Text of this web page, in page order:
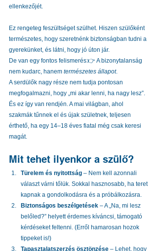
ellenkezőjét.
Ez rengeteg feszültséget szülhet. Hiszen szülőként
természetes, hogy szeretnénk biztonságban tudni a
gyerekünket, és látni, hogy jó úton jár.
De van egy fontos felismerés:👉 A bizonytalanság
nem kudarc, hanem természetes állapot.
A serdülők nagy része nem tudja pontosan
megfogalmazni, hogy „mi akar lenni, ha nagy lesz”.
És ez így van rendjén. A mai világban, ahol
szakmák tűnnek el és újak születnek, teljesen
érthető, ha egy 14–18 éves fiatal még csak keresi
magát.
Mit tehet ilyenkor a szülő?
Türelem és nyitottság – Nem kell azonnali
választ várni tőlük. Sokkal hasznosabb, ha teret
kapnak a gondolkodásra és a próbálkozásra.
Biztonságos beszélgetések – A „Na, mi lesz
belőled?” helyett érdemes kíváncsi, támogató
kérdéseket feltenni. (Erről hamarosan hozok
tippeket is!)
Tapasztalatszerzés ösztönzése – Lehet, hogy